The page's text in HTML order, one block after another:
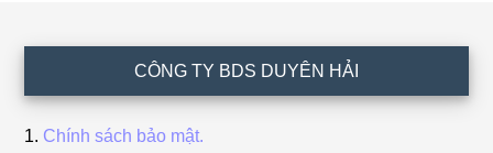
CÔNG TY BDS DUYÊN HẢI
Chính sách bảo mật.